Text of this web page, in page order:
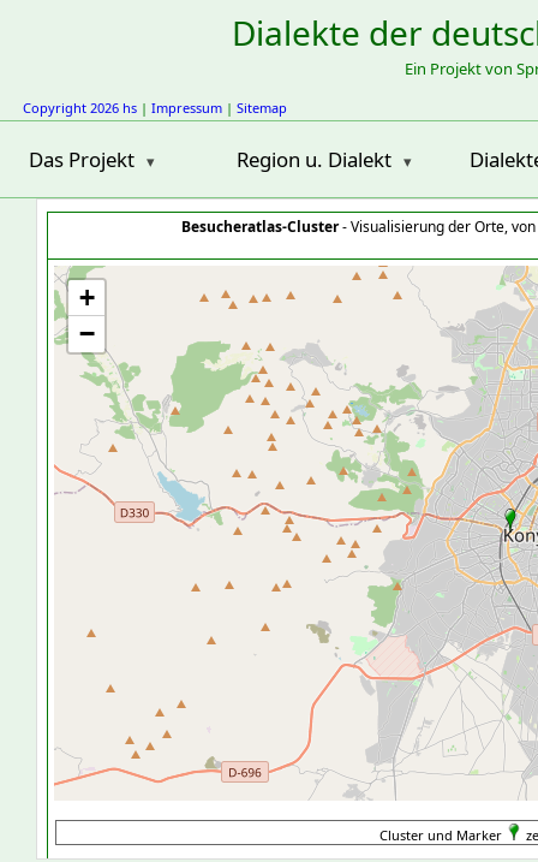
Dialekte der
Ein Projekt von
Copyright 2026 hs | Impressum | Sitemap
Das Projekt Region u. Dialekt
Besucheratlas-Cluster- Visualisierung der Orte,
+
−
Cluster und Marker